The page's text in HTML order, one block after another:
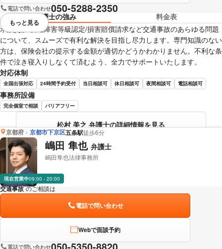
電話で問い合わせ050-5288-2350
弁護士の強み
料金表
示談交渉/後遺障害等級認定/損害賠償請求など交通事故のあらゆる問題
について、スムーズで有利な解決を目指し尽力します。専門知識のない
方は、保険会社の提示する金額が適切かどうかわかりません。不利な条
件で泣き寝入りしなくて済むよう、全力でサポートいたします。
対応体制
全国出張対応 24時間予約受付 当日相談可 休日相談可 夜間相談可 電話相談可
事務所設備
完全個室で相談 バリアフリー
松村 美之 弁護士の詳細情報を見る
視覚的に省略されている要素を
もっと見る
京都府 京都市下京区五条駅徒歩6分
嶋田 隼也 弁護士
嶋田隼也法律事務所
現在営業中09:00 - 20:00
交通事故 のご相談は
電話で問い合わせ
Webで面談予約
電話で問い合わせ